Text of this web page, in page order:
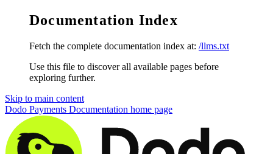
Documentation Index
Fetch the complete documentation index at: /llms.txt
Use this file to discover all available pages before
exploring further.
Skip to main content
Dodo Payments Documentation home page